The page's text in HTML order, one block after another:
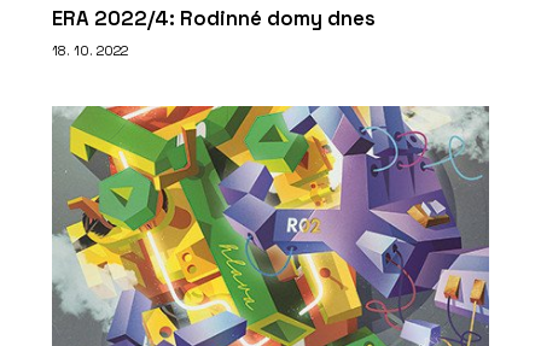
ERA 2022/4: Rodinné domy dnes
18. 10. 2022